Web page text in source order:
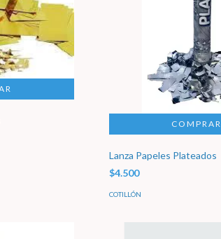
Lanza Papeles Plateados
$4.500
COTILLÓN